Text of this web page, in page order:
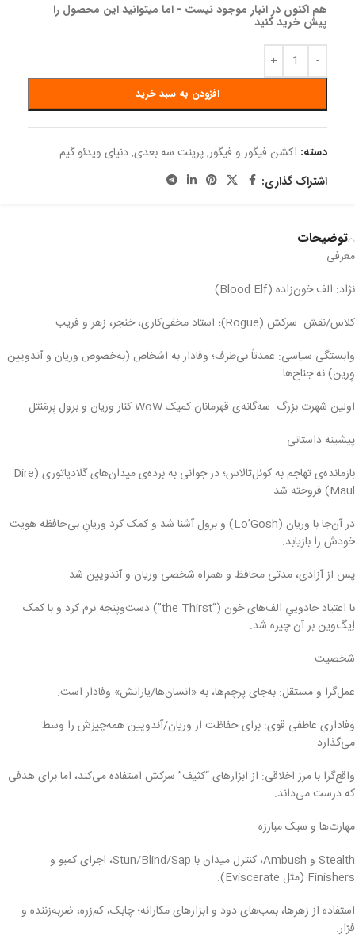
هم اکنون در انبار موجود نیست - اما میتوانید این محصول را
پیش خرید کنید
افزودن به سبد خرید
دسته: اکشن فیگور و فیگور,پرینت سه بعدی,دنیای ویدئو گیم
اشتراک گذاری:
توضیحات
معرفی
نژاد: الف خون‌زاده (Blood Elf)
کلاس/نقش: سرکش (Rogue)؛ استاد مخفی‌کاری، خنجر، زهر و فریب
وابستگی سیاسی: عمدتاً بی‌طرف؛ وفادار به اشخاص (به‌خصوص وریان و آندویین
وِرین) نه جناح‌ها
اولین شهرت بزرگ: سه‌گانه‌ی قهرمانان کمیک WoW کنار وریان و برول بِرمَنتل
پیشینه داستانی
بازمانده‌ی تهاجم به کوئل‌تالاس؛ در جوانی به برده‌ی میدان‌های گلادیاتوری (Dire
Maul) فروخته شد.
در آن‌جا با وریان (Lo’Gosh) و برول آشنا شد و کمک کرد وریانِ بی‌حافظه هویت
خودش را بازیابد.
پس از آزادی، مدتی محافظ و همراه شخصی وریان و آندویین شد.
با اعتیاد جادوییِ الف‌های خون (“the Thirst”) دست‌وپنجه نرم کرد و با کمک
اِیگ‌وین بر آن چیره شد.
شخصیت
عمل‌گرا و مستقل: به‌جای پرچم‌ها، به «انسان‌ها/یارانش» وفادار است.
وفاداری عاطفی قوی: برای حفاظت از وریان/آندویین همه‌چیزش را وسط
می‌گذارد.
واقع‌گرا با مرز اخلاقی: از ابزارهای “کثیف” سرکش استفاده می‌کند، اما برای هدفی
که درست می‌داند.
مهارت‌ها و سبک مبارزه
Stealth و Ambush، کنترل میدان با Stun/Blind/Sap، اجرای کمبو و
Finishers (مثل Eviscerate).
استفاده از زهرها، بمب‌های دود و ابزارهای مکارانه؛ چابک، کم‌زره، ضربه‌زننده و
فرّار.